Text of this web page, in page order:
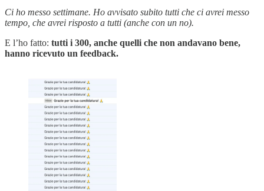
Ci ho messo settimane. Ho avvisato subito tutti che ci avrei messo
tempo, che avrei risposto a tutti (anche con un no).
E l’ho fatto: tutti i 300, anche quelli che non andavano bene,
hanno ricevuto un feedback.